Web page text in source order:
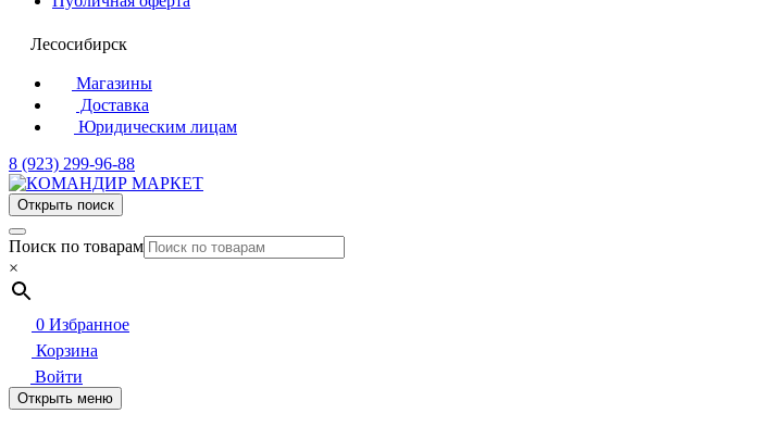
Лесосибирск
Магазины
Доставка
Юридическим лицам
8 (923) 299-96-88
Открыть поиск
Поиск по товарам
×
0 Избранное
Корзина
Войти
Открыть меню